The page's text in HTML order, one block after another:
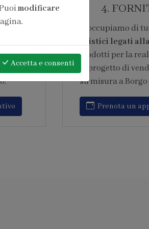
di
del
in opera
IFT
6.
Garantiamo
vendita
intervenendo
tipo di
progetto di vendita
misura a Borgo
modificare
Accettae consenti